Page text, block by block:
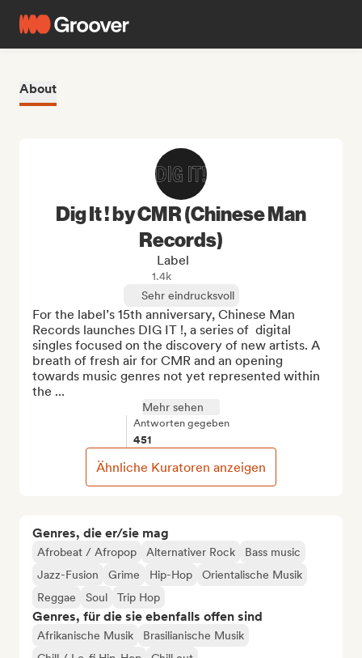
About
Genres, die er/sie mag
Afrobeat / Afropop Alternativer Rock
Bass music
Jazz-Fusion
Grime Hip-Hop
Orientalische Musik
Reggae
Soul Trip Hop
Genres, für die sie ebenfalls offen sind
Afrikanische Musik
Brasilianische Musik
Dig It ! by CMR (Chinese Man
Records)
Label
1.4k
Sehr eindrucksvoll
For the label’s 15th anniversary, Chinese Man
Records launches DIG IT !, a series of  digital
singles focused on the discovery of new artists. A
breath of fresh air for CMR and an opening
towards music genres not yet represented within
the ...
Mehr sehen
Antworten gegeben
451
Ähnliche Kuratoren anzeigen